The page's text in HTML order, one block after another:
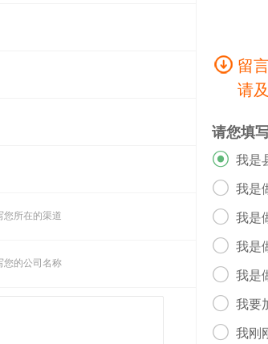
您所在的渠道
您的公司名称
留
请
请您填
 我是
 我是
 我是
 我是
 我是
 我要
 我刚